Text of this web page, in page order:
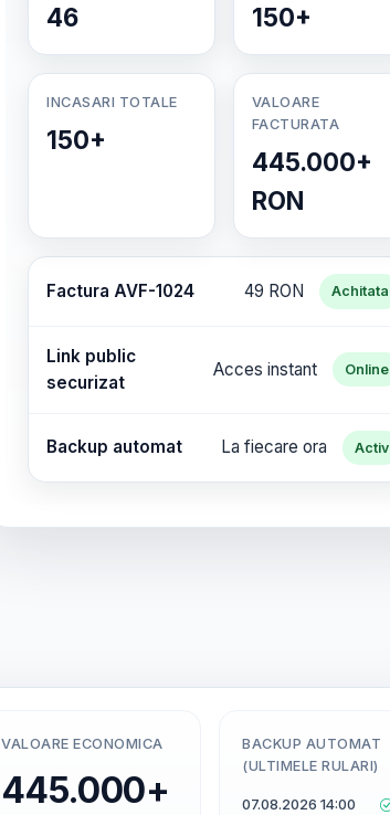
46 150+
INCASARI TOTALE
150+
VALOARE
FACTURATA
445.000+
RON
Factura AVF-1024 49 RON Achitata
Link public
securizat
Acces instant Online
Backup automat La fiecare ora Activ
VALOARE ECONOMICA
445.000+
BACKUP AUTOMAT
(ULTIMELE RULARI)
07.08.2026 14:00